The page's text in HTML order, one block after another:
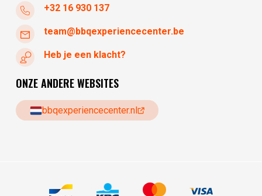
+32 16 930 137
team@bbqexperiencecenter.be
Heb je een klacht?
ONZE ANDERE WEBSITES
bbqexperiencecenter.nl